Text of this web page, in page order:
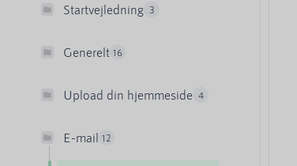
Startvejledning 3
Generelt 16
Upload din hjemmeside 4
E-mail 12